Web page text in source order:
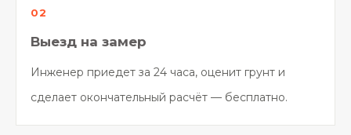
Выезд на замер
Инженер приедет за 24 часа, оценит грунт и
сделает окончательный расчёт — бесплатно.